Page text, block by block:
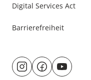
Digital Services Act
Barrierefreiheit
Besuche
uns@rund.ums.baby